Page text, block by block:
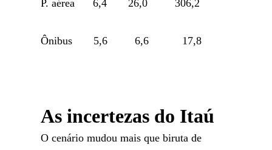
P. aérea 6,4 26,0 306,2
Ônibus 5,6 6,6 17,8
As incertezas do Itaú
O cenário mudou mais que biruta de